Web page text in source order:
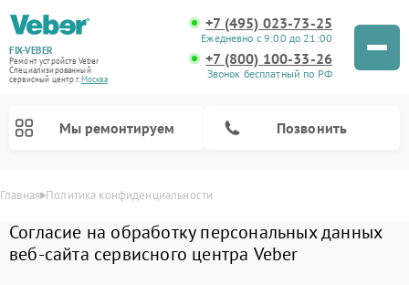
FIX-VEBER
Ремонт устройств Veber
Специализированный
cервисный центр г.Москва
+7 (495) 023-73-25
Ежедневно с 9:00 до 21:00
+7 (800) 100-33-26
Звонок бесплатный по РФ
Мы ремонтируем Позвонить
Главная Политика конфиденциальности
Согласие на обработку персональных данных
веб-сайта сервисного центра Veber